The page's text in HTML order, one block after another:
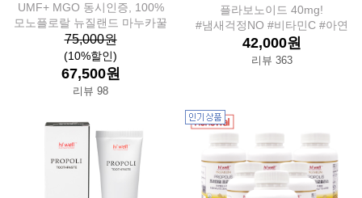
UMF+ MGO 동시인증, 100%
모노플로랄 뉴질랜드 마누카꿀
75,000원
(10%할인)
67,500원
리뷰 98
플라보노이드 40mg!
#냄새걱정NO #비타민C #아연
42,000원
리뷰 363